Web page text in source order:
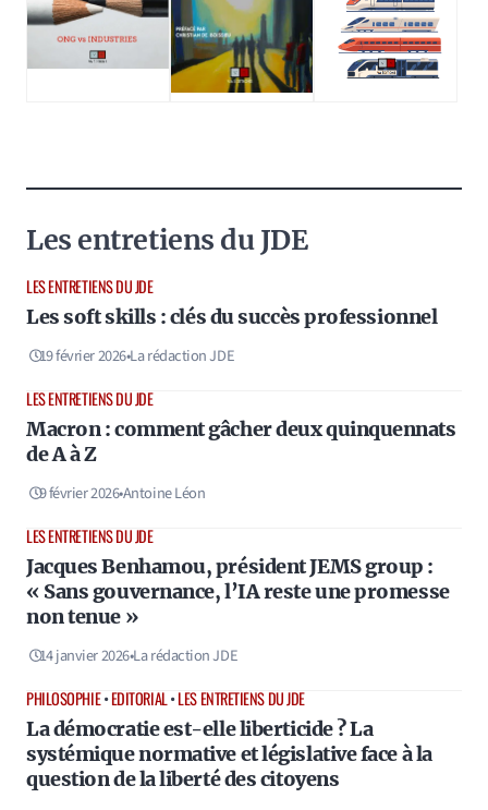
Les entretiens du JDE
LES ENTRETIENS DU JDE
Les soft skills : clés du succès professionnel
19 février 2026•La rédaction JDE
LES ENTRETIENS DU JDE
Macron : comment gâcher deux quinquennats
de A à Z
9 février 2026•Antoine Léon
LES ENTRETIENS DU JDE
Jacques Benhamou, président JEMS group :
« Sans gouvernance, l’IA reste une promesse
non tenue »
14 janvier 2026•La rédaction JDE
PHILOSOPHIE•EDITORIAL•LES ENTRETIENS DU JDE
La démocratie est-elle liberticide ? La
systémique normative et législative face à la
question de la liberté des citoyens